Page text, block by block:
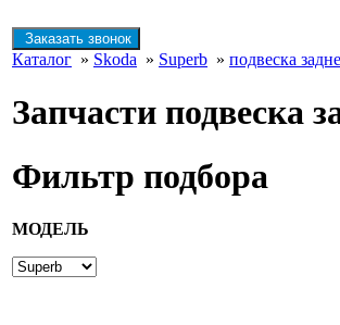
Заказать звонок
Каталог » Skoda » Superb » подвеска
Запчасти подвеска
Фильтр подбора
МОДЕЛЬ